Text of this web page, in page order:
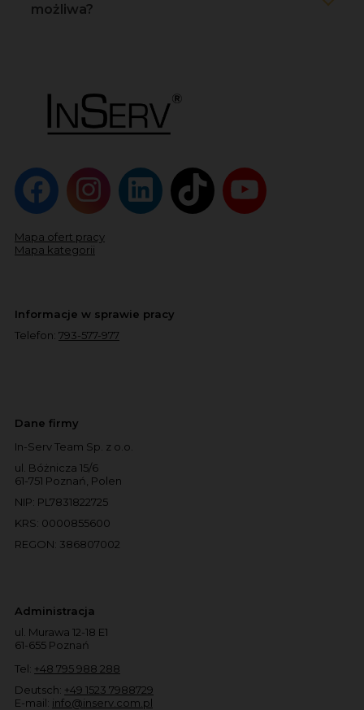
możliwa?
Mapa ofert pracy
Mapa kategorii
Informacje w sprawie pracy
Telefon: 793-577-977
Dane firmy
In-Serv Team Sp. z o.o.
ul. Bóżnicza 15/6
61-751 Poznań, Polen
NIP: PL7831822725
KRS: 0000855600
REGON: 386807002
Administracja
ul. Murawa 12-18 E1
61-655 Poznań
Tel: +48 795 988 288
Deutsch: +49 1523 7988729
E-mail: info@inserv.com.pl